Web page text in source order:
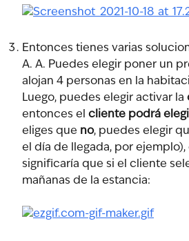
Entonces tienes varias
A. A. Puedes elegir poner un
alojan 4 personas en la
Luego, puedes elegir activar la
entonces el cliente podrá
eliges que no, puedes elegir
el día de llegada, por ejemplo),
significaría que si el cliente
mañanas de la estancia: